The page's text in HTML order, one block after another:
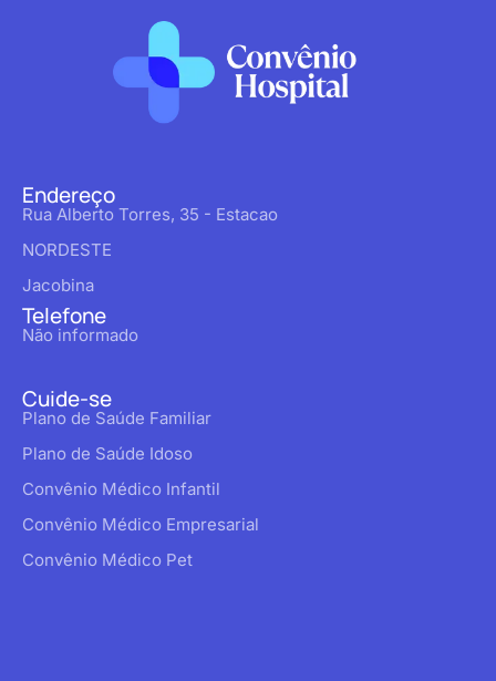
Endereço
Rua Alberto Torres, 35 - Estacao
NORDESTE
Jacobina
Telefone
Não informado
Cuide-se
Plano de Saúde Familiar
Plano de Saúde Idoso
Convênio Médico Infantil
Convênio Médico Empresarial
Convênio Médico Pet